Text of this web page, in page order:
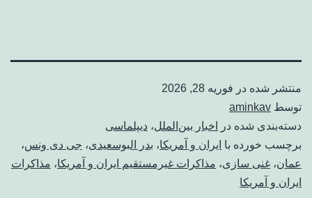
منتشر شده در فوریه 28, 2026
توسط aminkav
دسته‌بندی شده در
اخبار بین‌الملل، دیپلماسی
برچسب خورده با ایران و آمریکا، بدر البوسعیدی، جی دی ونس،
عمان، غنی سازی، مذاكرات غيرمستقيم ايران و آمریکا، مذاکرات
ایران و آمریکا